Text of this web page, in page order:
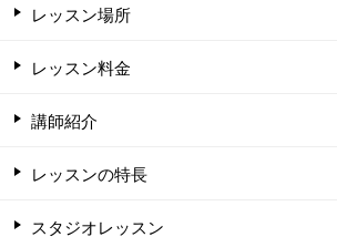
レッスン場所
レッスン料金
講師紹介
レッスンの特長
スタジオレッスン